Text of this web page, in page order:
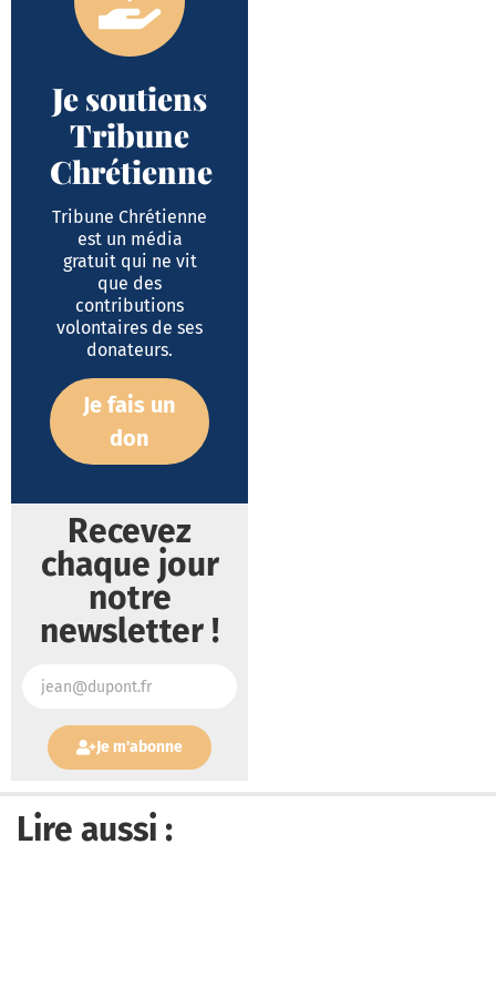
Je soutiens
Tribune
Chrétienne
Tribune Chrétienne
est un média
gratuit qui ne vit
que des
contributions
volontaires de ses
donateurs.
Je fais un
don
Recevez
chaque jour
notre
newsletter !
Je m'abonne
Lire aussi :